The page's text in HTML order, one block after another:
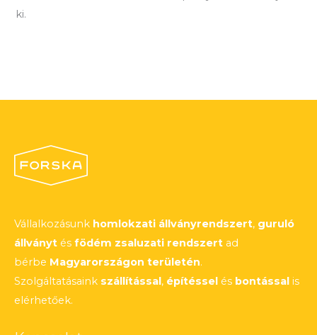
ki.
Vállalkozásunk homlokzati állványrendszert, guruló
állványt és födém zsaluzati rendszert ad
bérbe Magyarországon területén.
Szolgáltatásaink szállítással, építéssel és bontással is
elérhetőek.